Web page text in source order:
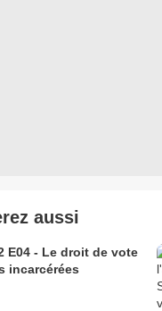
aussi
E04 - Le droit de vote
incarcérées